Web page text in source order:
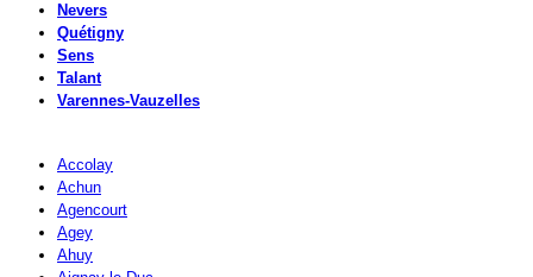
Nevers
Quétigny
Sens
Talant
Varennes-Vauzelles
Accolay
Achun
Agencourt
Agey
Ahuy